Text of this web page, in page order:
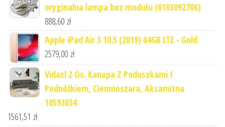
oryginalna lampa bez modułu (6103092706)
888,60 zł
Apple iPad Air 3 10.5 (2019) 64GB LTE - Gold
2579,00 zł
Vidaxl 2 Os. Kanapa Z Poduszkami I
Podnóżkiem, Ciemnoszara, Aksamitna
10593034
1561,51 zł